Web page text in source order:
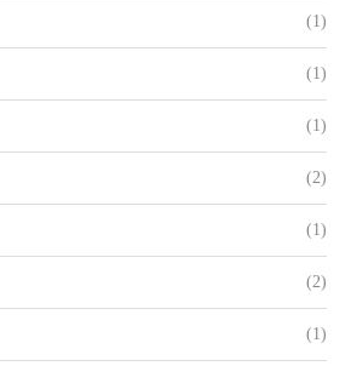
(1)
(1)
(1)
(2)
(1)
(2)
(1)